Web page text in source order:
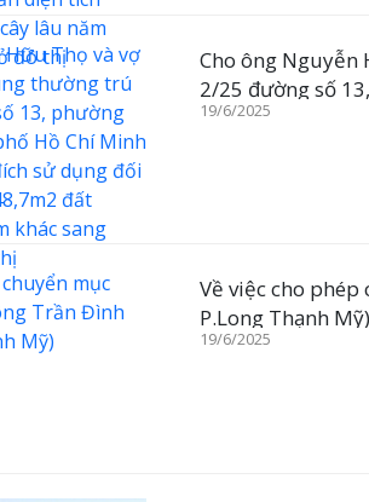
Cho ông Nguyễn
2/25 đường số
chuyển mục đích
19/6/2025
Về việc cho
P.Long Thạnh Mỹ)
19/6/2025